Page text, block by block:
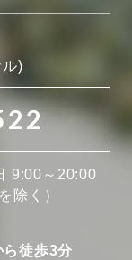
)
9:00～20:00
除く）
徒歩3分